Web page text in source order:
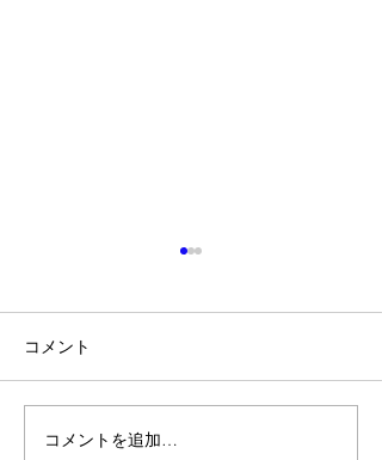
コメント
コメントを追加…